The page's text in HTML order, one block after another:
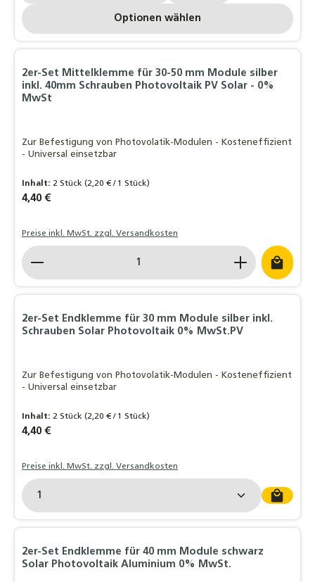
Optionen wählen
2er-Set Mittelklemme für 30-50 mm Module silber
inkl. 40mm Schrauben Photovoltaik PV Solar - 0%
MwSt
Zur Befestigung von Photovolatik-Modulen - Kosteneffizient
- Universal einsetzbar
Inhalt:2 Stück(2,20 € / 1 Stück)
Regulärer Preis:
4,40 €
Preise inkl. MwSt. zzgl. Versandkosten
Produkt Anzahl: Gib den gewünschten Wert
2er-Set Endklemme für 30 mm Module silber inkl.
Schrauben Solar Photovoltaik 0% MwSt.PV
Zur Befestigung von Photovolatik-Modulen - Kosteneffizient
- Universal einsetzbar
Inhalt:2 Stück(2,20 € / 1 Stück)
Regulärer Preis:
4,40 €
Preise inkl. MwSt. zzgl. Versandkosten
Produkt Anzahl: Gib den gewünschten Wert
2er-Set Endklemme für 40 mm Module schwarz
Solar Photovoltaik Aluminium 0% MwSt.